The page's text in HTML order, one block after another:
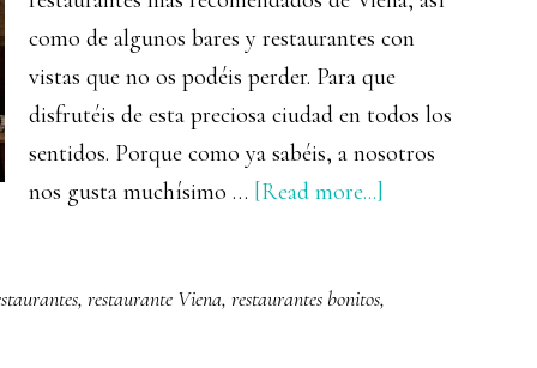
como de algunos bares y restaurantes con
vistas que no os podéis perder. Para que
disfrutéis de esta preciosa ciudad en todos los
sentidos. Porque como ya sabéis, a nosotros
nos gusta muchísimo … [Read more...]
en
, restaurante Viena, restaurantes bonitos,